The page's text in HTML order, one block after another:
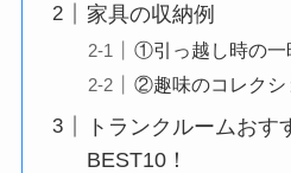
家具の収納例
①引っ越し時の一
②趣味のコレクシ
トランクルームおす
BEST10！